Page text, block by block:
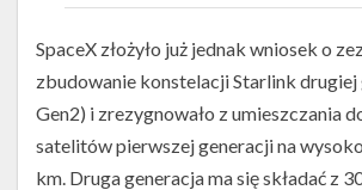
SpaceX złożyło już jednak wniosek o
zbudowanie konstelacji Starlink
Gen2) i zrezygnowało z umieszczania
satelitów pierwszej generacji na
km. Druga generacja ma się składać z